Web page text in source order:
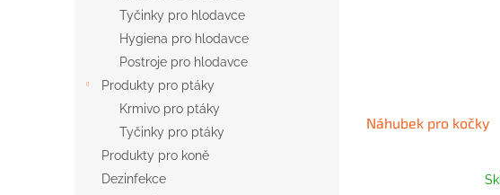
Tyčinky pro hlodavce
Hygiena pro hlodavce
Postroje pro hlodavce
Produkty pro ptáky
Krmivo pro ptáky
Tyčinky pro ptáky
Produkty pro koně
Dezinfekce
Náhubek pro kočky